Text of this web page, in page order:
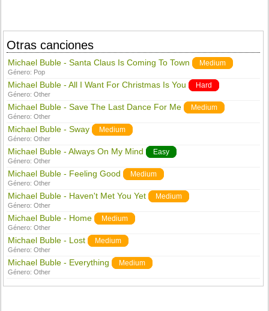
Otras canciones
Michael Buble - Santa Claus Is Coming To Town Medium
Género: Pop
Michael Buble - All I Want For Christmas Is You Hard
Género:Other
Michael Buble - Save The Last Dance For Me Medium
Género:Other
Michael Buble - Sway Medium
Género:Other
Michael Buble - Always On My Mind Easy
Género:Other
Michael Buble - Feeling Good Medium
Género:Other
Michael Buble - Haven't Met You Yet Medium
Género:Other
Michael Buble - Home Medium
Género:Other
Michael Buble - Lost Medium
Género:Other
Michael Buble - Everything Medium
Género:Other